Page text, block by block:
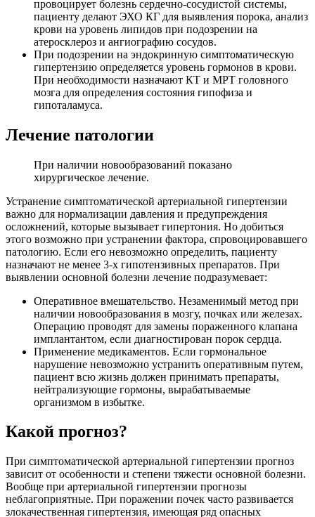
провоцирует болезнь сердечно-сосудистой системы,
пациенту делают ЭХО КГ для выявления порока, анализ
крови на уровень липидов при подозрении на
атеросклероз и ангиографию сосудов.
При подозрении на эндокринную симптоматическую
гипертензию определяется уровень гормонов в крови.
При необходимости назначают КТ и МРТ головного
мозга для определения состояния гипофиза и
гипоталамуса.
Лечение патологии
При наличии новообразований показано
хирургическое лечение.
Устранение симптоматической артериальной гипертензии
важно для нормализации давления и предупреждения
осложнений, которые вызывает гипертония. Но добиться
этого возможно при устранении фактора, спровоцировавшего
патологию. Если его невозможно определить, пациенту
назначают не менее 3-х гипотензивных препаратов. При
выявлении основной болезни лечение подразумевает:
Оперативное вмешательство. Незаменимый метод при
наличии новообразования в мозгу, почках или железах.
Операцию проводят для замены пораженного клапана
имплантантом, если диагностирован порок сердца.
Применение медикаментов. Если гормональное
нарушение невозможно устранить оперативным путем,
пациент всю жизнь должен принимать препараты,
нейтрализующие гормоны, вырабатываемые
организмом в избытке.
Какой прогноз?
При симптоматической артериальной гипертензии прогноз
зависит от особенности и степени тяжести основной болезни.
Вообще при артериальной гипертензии прогнозы
неблагоприятные. При поражении почек часто развивается
злокачественная гипертензия, имеющая ряд опасных